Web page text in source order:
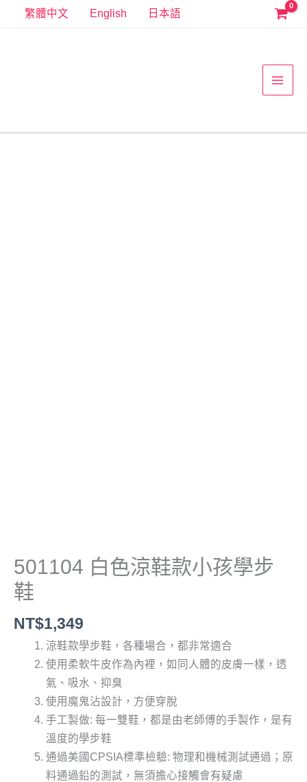
繁體中文 English 日本語
501104 白色涼鞋款小孩學步
鞋
NT$1,349
涼鞋款學步鞋，各種場合，都非常適合
使用柔軟牛皮作為內裡，如同人體的皮膚一樣，透
氣、吸水、抑臭
使用魔鬼沾設計，方便穿脫
手工製做: 每一雙鞋，都是由老師傅的手製作，是有
溫度的學步鞋
通過美國CPSIA標準檢驗: 物理和機械測試通過；原
料通過鉛的測試，無須擔心接觸會有疑慮